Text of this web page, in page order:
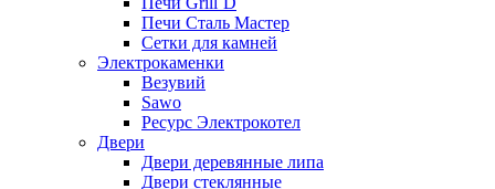
Печи Сталь Мастер
Сетки для камней
Электрокаменки
Везувий
Sawo
Ресурс Электрокотел
Двери
Двери деревянные липа
Двери стеклянные